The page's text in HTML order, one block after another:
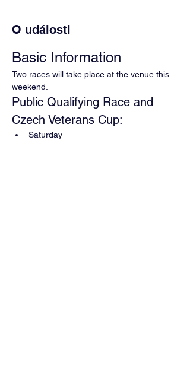
O události
Basic Information
Two races will take place at the venue this
weekend.
Public Qualifying Race and
Czech Veterans Cup:
Saturday